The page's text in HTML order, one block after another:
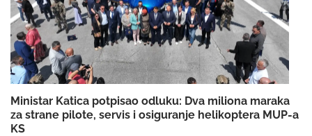
Ministar Katica potpisao odluku: Dva miliona maraka
za strane pilote, servis i osiguranje helikoptera MUP-a
KS